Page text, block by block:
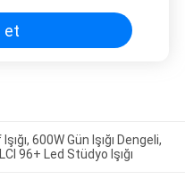
et
600W Gün Işığı Dengeli,
96+ Led Stüdyo Işığı